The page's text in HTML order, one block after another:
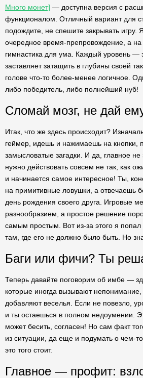
Много монет] — доступна версия с
функционалом. Отличный вариант для
подождите, не спешите закрывать игру.
очередное время-препровождение, а
гимнастика для ума. Каждый уровень —
заставляет затащить в глубины своей
голове что-то более-менее логичное.
либо победитель, либо полнейший нуб!
Сломай мозг, не дай
Итак, что же здесь происходит?
геймер, идешь и нажимаешь на кнопки,
замысловатые загадки. И да, главное не
нужно действовать совсем не так, как
и начинается самое интересное! Ты,
на примитивные ловушки, а отвечаешь
день рождения своего друга. Игровые
разнообразием, а простое решение
самым простым. Вот из-за этого я попал
там, где его не должно было быть. Но
Баги или фичи? Ты
Теперь давайте поговорим об имбе —
которые иногда вызывают непонимание,
добавляют веселья. Если не повезло,
и ты остаешься в полном недоумении.
может бесить, согласен! Но сам факт
из ситуации, да еще и подумать о чем-
это того стоит.
Главное — профит: